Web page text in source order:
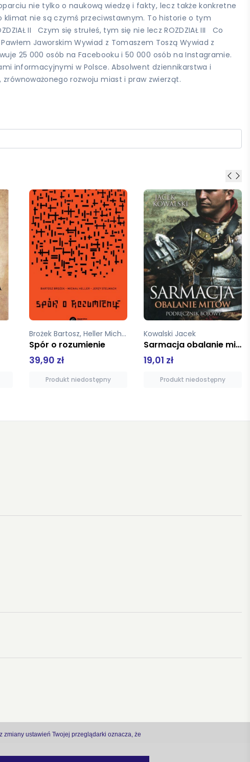
zmiany ustawień Twojej przeglądarki oznacza, że
nie tylko o naukową wiedzę i fakty, lecz także konkretne
klimat nie są czymś przeciwstawnym. To historie o tym
II Czym się strułeś, tym się nie lecz ROZDZIAŁ III Co
Jaworskim Wywiad z Tomaszem Toszą Wywiad z
25 000 osób na Facebooku i 50 000 osób na Instagramie.
informacyjnymi w Polsce. Absolwent dziennikarstwa i
rozwoju miast i praw zwierząt.
Kowalski Jacek
19,01 zł
Produkt niedostępny
Latkowska Magdalena
Gunter Grass i polityka
19,01 zł
Dodaj do koszyka